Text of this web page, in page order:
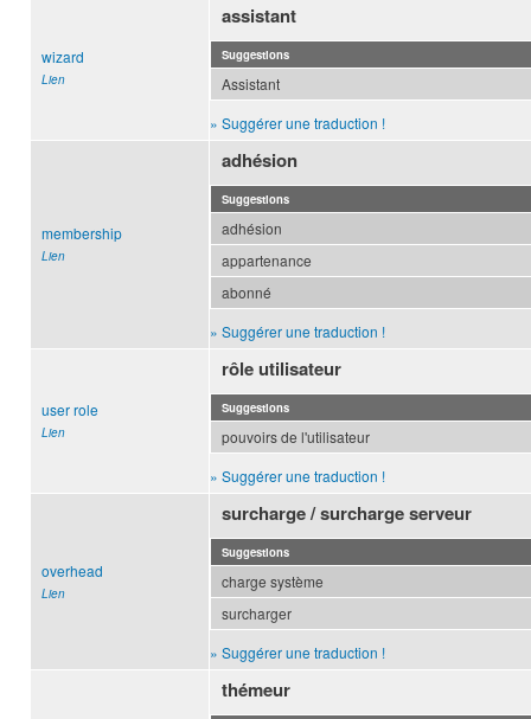
wizard
Lien
assistant
Suggestions
Assistant
» Suggérer une traduction !
membership
Lien
adhésion
Suggestions
adhésion
appartenance
abonné
» Suggérer une traduction !
user role
Lien
rôle utilisateur
Suggestions
pouvoirs de l'utilisateur
» Suggérer une traduction !
overhead
Lien
surcharge / surcharge serveur
Suggestions
charge système
surcharger
» Suggérer une traduction !
thémeur